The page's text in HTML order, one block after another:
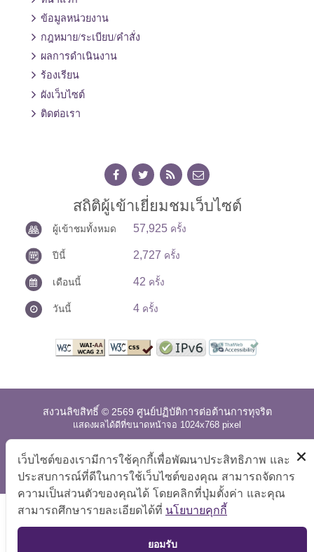
ข้อมูลหน่วยงาน
กฎหมาย/ระเบียบ/คำสั่ง
ผลการดำเนินงาน
ร้องเรียน
ผังเว็บไซต์
ติดต่อเรา
สถิติผู้เข้าเยี่ยมชมเว็บไซต์
ผู้เข้าชมทั้งหมด 57,925 ครั้ง
ปีนี้ 2,727 ครั้ง
เดือนนี้ 42 ครั้ง
วันนี้ 4 ครั้ง
สงวนลิขสิทธิ์ © 2569 ศูนย์ปฏิบัติการต่อต้านการทุจริต
แสดงผลได้ดีที่ขนาดหน้าจอ 1024x768 pixel
แผนผังเว็บไซต์ คำถามที่พบบ่อย นโยบายเว็บไซต์
|
การปฏิเสธความรับผิด
TOP
เว็บไซต์ของเรามีการใช้คุกกี้เพื่อพัฒนาประสิทธิภาพ และ
ประสบการณ์ที่ดีในการใช้เว็บไซต์ของคุณ สามารถจัดการ
ความเป็นส่วนตัวของคุณได้ โดยคลิกที่ปุ่มตั้งค่า และคุณ
สามารถศึกษารายละเอียดได้ที่ นโยบายคุกกี้
ยอมรับ